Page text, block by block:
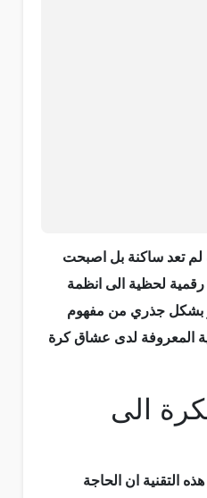
لم تعد ساكنة بل اصبحت
لحظية الى انظمة
بشكل جذري من مفهوم
المعروفة لدى عشاق كرة
الى
التقنية ان الحاجة